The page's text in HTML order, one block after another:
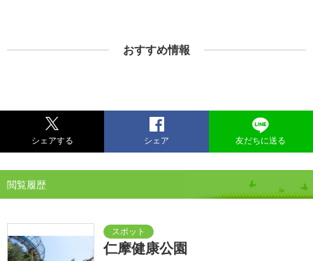
おすすめ情報
シェアする シェア 友だちに送る
閲覧履歴
仁摩健康公園